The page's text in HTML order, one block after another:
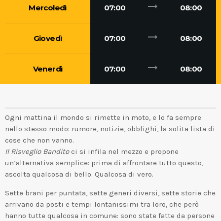
Mercoledì 07:00 trending_flat 08:00
Giovedì 07:00 trending_flat 08:00
Venerdì 07:00 trending_flat 08:00
Ogni mattina il mondo si rimette in moto, e lo fa sempre
nello stesso modo: rumore, notizie, obblighi, la solita lista di
cose che non vanno.
Il Risveglio Banditoci si infila nel mezzo e propone
un’alternativa semplice: prima di affrontare tutto questo,
ascolta qualcosa di bello. Qualcosa di vero.
Sette brani per puntata, sette generi diversi, sette storie che
arrivano da posti e tempi lontanissimi tra loro, che però
hanno tutte qualcosa in comune: sono state fatte da persone